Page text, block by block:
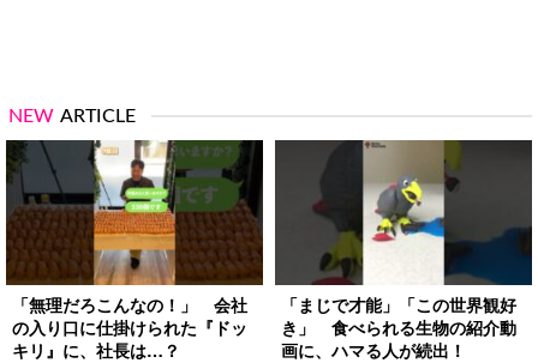
NEW ARTICLE
「無理だろこんなの！」 会社
の入り口に仕掛けられた『ドッ
キリ』に、社長は…？
「まじで才能」「この世界観好
き」 食べられる生物の紹介動
画に、ハマる人が続出！